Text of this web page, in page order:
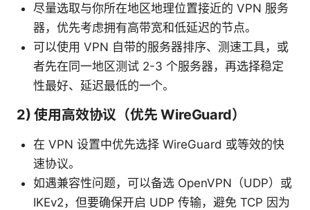
尽量选取与你所在地区地理位置接近的 VPN 服务
器，优先考虑拥有高带宽和低延迟的节点。
可以使用 VPN 自带的服务器排序、测速工具，或
者先在同一地区测试 2-3 个服务器，再选择稳定
性最好、延迟最低的一个。
2) 使用高效协议（优先 WireGuard）
在 VPN 设置中优先选择 WireGuard 或等效的快
速协议。
如遇兼容性问题，可以备选 OpenVPN（UDP）或
IKEv2，但要确保开启 UDP 传输，避免 TCP 因为